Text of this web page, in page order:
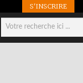
S'INSCRIRE